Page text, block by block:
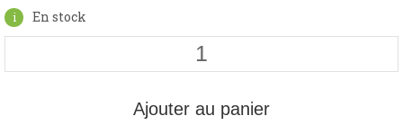
En stock
Ajouter au panier